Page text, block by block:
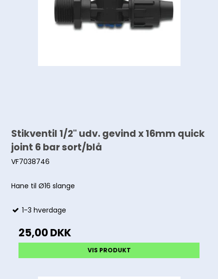
Stikventil 1/2" udv. gevind x 16mm quick
joint 6 bar sort/blå
VF7038746
Hane til Ø16 slange
1-3 hverdage
25,00 DKK
VIS PRODUKT